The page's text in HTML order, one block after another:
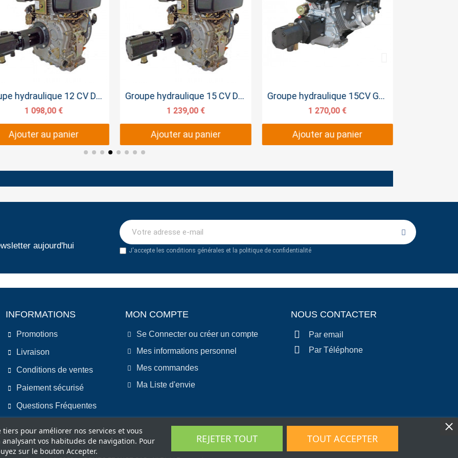
Aperçu rapide Groupe hydraulique 15 CV DIESEL 100 LITRES M/N
1 239,00 €
Ajouter au panier
Aperçu rapide Groupe hydraulique 15CV GB420 100L MN
1 270,00 €
Ajouter au panier
Aperçu rapide Groupe hydraulique 13CV HONDA 80L/min
1 788,00 €
Ajouter au panier
aujourd'hui
J'accepte les conditions générales et la politique de confidentialité
INFORMATIONS
Promotions
Livraison
Conditions de ventes
Paiement sécurisé
Questions Fréquentes
MON COMPTE
Se Connecter ou créer un compte
Mes informations personnel
Mes commandes
Ma Liste d'envie
NOUS CONTACTER
Par email
Par Téléphone
pour améliorer nos services et vous
vos habitudes de navigation. Pour
sur le bouton Accepter.
REJETER TOUT TOUT ACCEPTER